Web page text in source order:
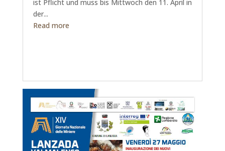
ist Pflicht und muss bis Mittwoch den 11. April in
der...
Read more